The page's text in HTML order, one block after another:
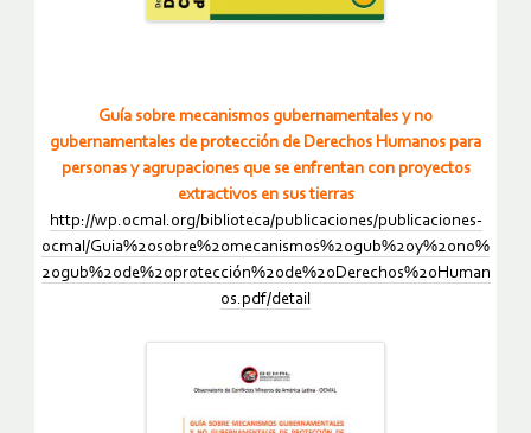
Guía sobre mecanismos gubernamentales y no
gubernamentales de protección de Derechos Humanos para
personas y agrupaciones que se enfrentan con proyectos
extractivos en sus tierras
http://wp.ocmal.org/biblioteca/publicaciones/publicaciones-
ocmal/Guia%20sobre%20mecanismos%20gub%20y%20no%
20gub%20de%20protección%20de%20Derechos%20Human
os.pdf/detail